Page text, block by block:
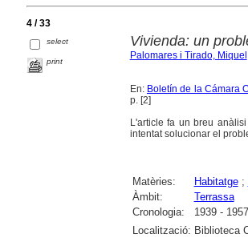
4 / 33
select
print
Vivienda: un
Palomares i Tirado, Miquel
En: Boletín de la Cámara
p. [2]
L'article fa un breu
intentat solucionar el
Matèries: Habitatge;
Àmbit:
Terrassa
Cronologia:
1939 - 1957
Localització: Biblioteca